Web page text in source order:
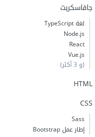
جافاسكربت
لغة TypeScript
Node.js
React
Vue.js
(و 3 أكثر)
HTML
CSS
Sass
إطار عمل Bootstrap